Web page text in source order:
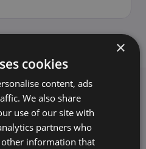
Bekijk alle artikelen →
×
cookies
content, ads
We also share
use of our site with
partners who
information that